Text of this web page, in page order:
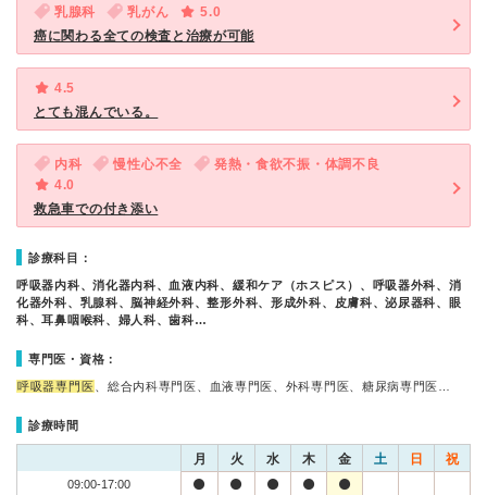
乳腺科 乳がん
5.0
癌に関わる全ての検査と治療が可能
4.5
とても混んでいる。
内科 慢性心不全
発熱・食欲不振・体調不良
4.0
救急車での付き添い
診療科目：
呼吸器内科、消化器内科、血液内科、緩和ケア（ホスピス）、呼吸器外科、消
化器外科、乳腺科、脳神経外科、整形外科、形成外科、皮膚科、泌尿器科、眼
科、耳鼻咽喉科、婦人科、歯科…
専門医・資格：
呼吸器専門医 、総合内科専門医、血液専門医、外科専門医、糖尿病専門医…
診療時間
月 火 水 木 金 土 日 祝
09:00-17:00